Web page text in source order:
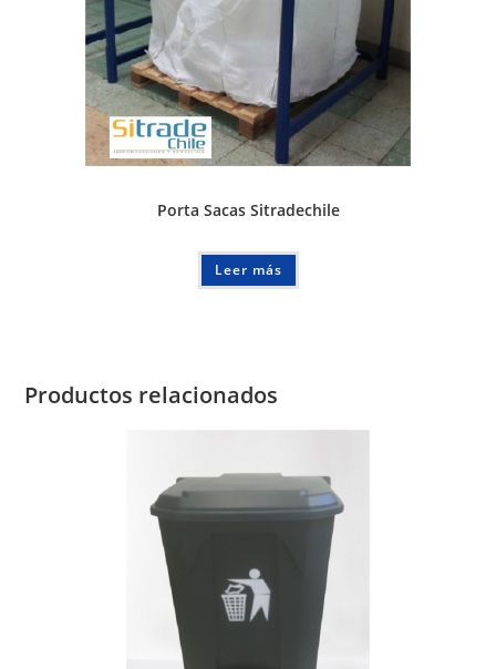
Porta Sacas Sitradechile
Leer más
Productos relacionados